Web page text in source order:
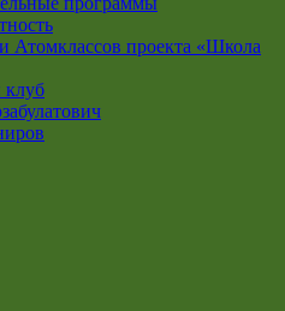
проекта «Школа